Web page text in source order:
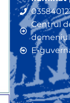
Centrul
E-